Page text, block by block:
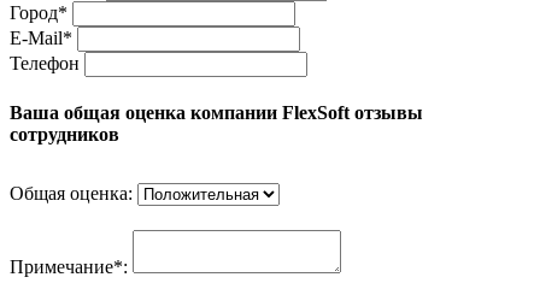
Город*
E-Mail*
Телефон
Ваша общая оценка компании FlexSoft отзывы
сотрудников
Общая оценка:
Примечание*: